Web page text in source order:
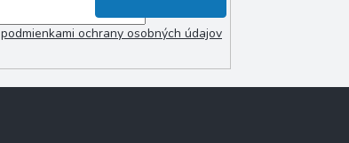
podmienkami ochrany osobných údajov